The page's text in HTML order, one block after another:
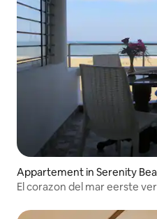
Appartement in Serenity
El corazon del mar eerste